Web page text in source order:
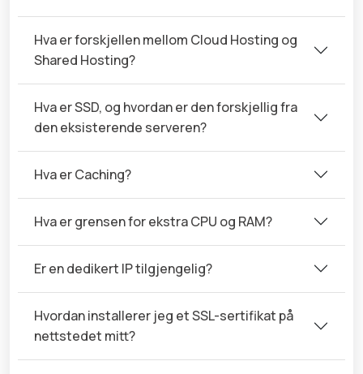
Hva er forskjellen mellom Cloud Hosting og
Shared Hosting?
Hva er SSD, og ​​hvordan er den forskjellig fra
den eksisterende serveren?
Hva er Caching?
Hva er grensen for ekstra CPU og RAM?
Er en dedikert IP tilgjengelig?
Hvordan installerer jeg et SSL-sertifikat på
nettstedet mitt?